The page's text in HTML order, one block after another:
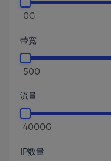
0G
带宽
500
流量
4000G
IP数量